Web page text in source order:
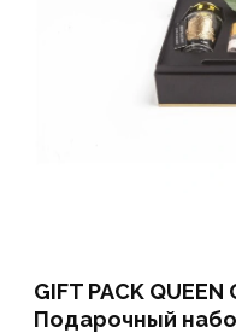
GIFT PACK QUEEN
Подарочный